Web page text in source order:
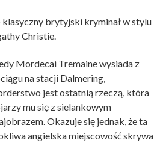
klasyczny brytyjski kryminał w stylu
Christie.
Mordecai Tremaine wysiada z
na stacji Dalmering,
jest ostatnią rzeczą, która
mu się z sielankowym
Okazuje się jednak, że ta
angielska miejscowość skrywa